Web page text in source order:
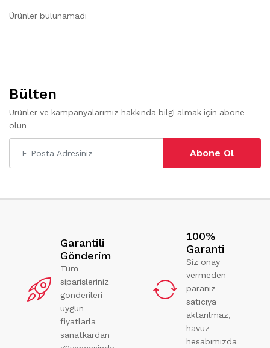
Ürünler bulunamadı
Bülten
Ürünler ve kampanyalarımız hakkında bilgi almak için abone
olun
Abone Ol
Garantili
Gönderim
Tüm
siparişleriniz
gönderileri
uygun
fiyatlarla
sanatkardan
100%
Garanti
Siz onay
vermeden
paranız
satıcıya
aktarılmaz,
havuz
hesabımızda